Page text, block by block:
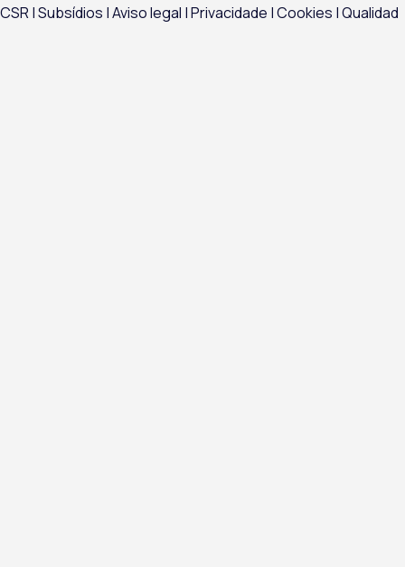
CSR |Subsídios |Aviso legal |Privacidade |Cookies |Qualidad